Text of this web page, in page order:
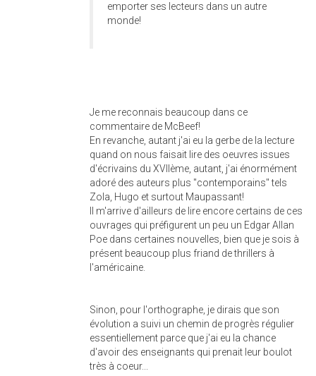
emporter ses lecteurs dans un autre
monde!
Je me reconnais beaucoup dans ce
commentaire de McBeef!
En revanche, autant j'ai eu la gerbe de la lecture
quand on nous faisait lire des oeuvres issues
d'écrivains du XVIIème, autant, j'ai énormément
adoré des auteurs plus "contemporains" tels
Zola, Hugo et surtout Maupassant!
Il m'arrive d'ailleurs de lire encore certains de ces
ouvrages qui préfigurent un peu un Edgar Allan
Poe dans certaines nouvelles, bien que je sois à
présent beaucoup plus friand de thrillers à
l'américaine.
Sinon, pour l'orthographe, je dirais que son
évolution a suivi un chemin de progrès régulier
essentiellement parce que j'ai eu la chance
d'avoir des enseignants qui prenait leur boulot
très à coeur...